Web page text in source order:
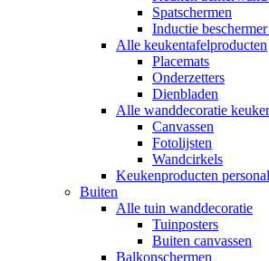
Spatschermen
Inductie
Alle keukentafelproducten
Placemats
Onderzetters
Dienbladen
Alle wanddecoratie
Canvassen
Fotolijsten
Wandcirkels
Keukenproducten
Buiten
Alle tuin wanddecoratie
Tuinposters
Buiten canvassen
Balkonschermen